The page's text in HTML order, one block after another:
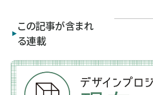
この記事が含まれ
る連載